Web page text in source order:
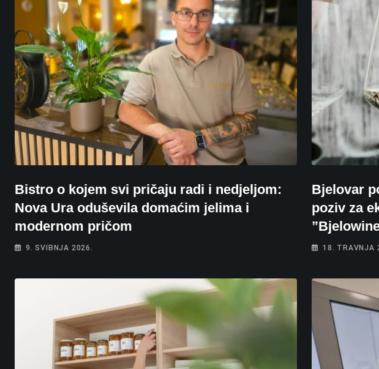
Bistro o kojem svi pričaju radi i nedjeljom:
Nova Ura oduševila domaćim jelima i
modernom pričom
9. SVIBNJA 2026.
Bjelovar
poziv za
18. TRAVNJA